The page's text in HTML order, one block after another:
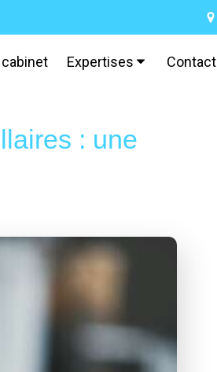
cabinet Expertises Contact
: une